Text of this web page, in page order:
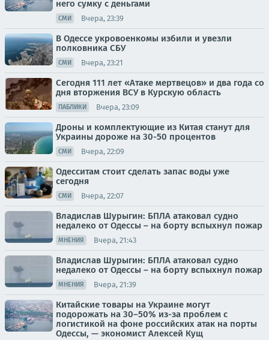
него сумку с деньгами
СМИ Вчера, 23:39
В Одессе укровоенкомы избили и увезли
полковника СБУ
СМИ Вчера, 23:21
Сегодня 111 лет «Атаке мертвецов» и два года со
дня вторжения ВСУ в Курскую область
ПАБЛИКИ Вчера, 23:09
Дроны и комплектующие из Китая станут для
Украины дороже на 30-50 процентов
СМИ Вчера, 22:09
Одесситам стоит сделать запас воды уже
сегодня
СМИ Вчера, 22:07
Владислав Шурыгин: БПЛА атаковал судно
недалеко от Одессы – на борту вспыхнул пожар
МНЕНИЯ Вчера, 21:43
Владислав Шурыгин: БПЛА атаковал судно
недалеко от Одессы – на борту вспыхнул пожар
МНЕНИЯ Вчера, 21:39
Китайские товары на Украине могут
подорожать на 30–50% из-за проблем с
логистикой на фоне российских атак на порты
Одессы, — экономист Алексей Кущ